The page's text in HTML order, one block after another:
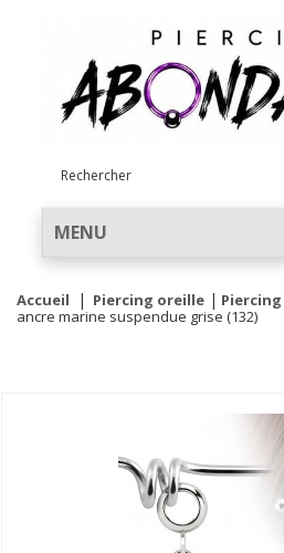
MENU
Accueil Piercing oreille
ancre marine suspendue grise (132)